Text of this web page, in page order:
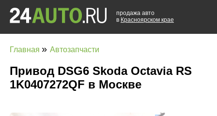
продажа авто
в Красноярском крае
Главная » Автозапчасти
Привод DSG6 Skoda Octavia RS
1K0407272QF в Москве